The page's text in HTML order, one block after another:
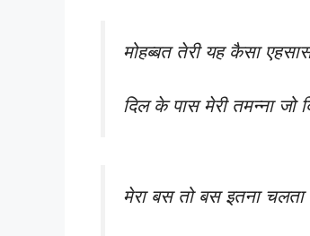
मोहब्बत तेरी यह कैसा
दिल के पास मेरी तमन्ना
मेरा बस तो बस इतना चलता